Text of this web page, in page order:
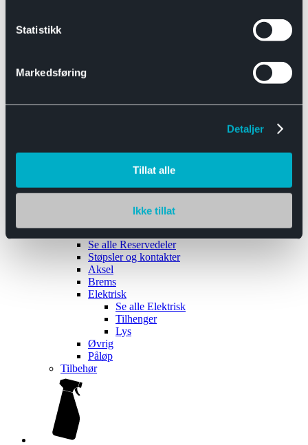
Statistikk
Markedsføring
Detaljer
Tillat alle
Ikke tillat
Båthengere
Reservedeler
Se alle Reservedeler
Støpsler og kontakter
Aksel
Brems
Elektrisk
Se alle Elektrisk
Tilhenger
Lys
Øvrig
Påløp
Tilbehør